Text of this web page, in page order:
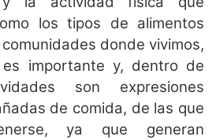
los tipos de alimentos
donde vivimos,
importante y, dentro de
son expresiones
de comida, de las que
ya que generan